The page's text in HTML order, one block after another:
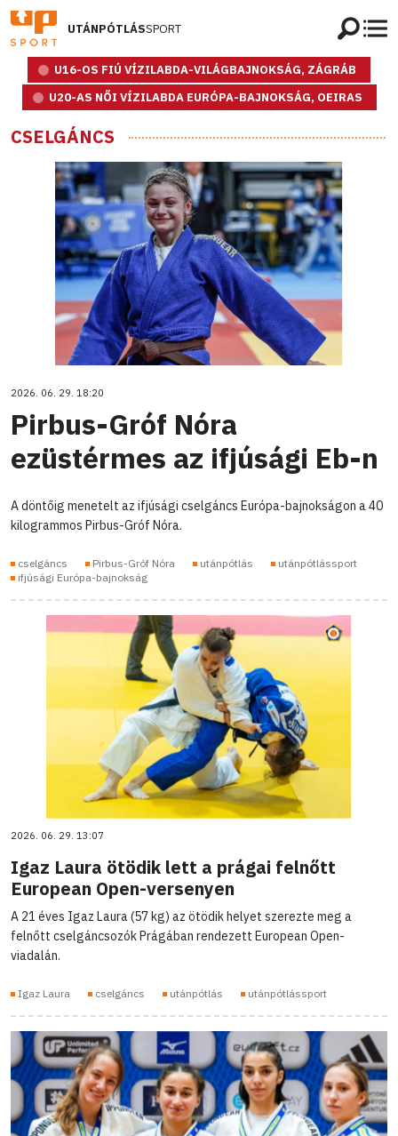
UTÁNPÓTLÁSSPORT
U16-OS FIÚ VÍZILABDA-VILÁGBAJNOKSÁG, ZÁGRÁB
U20-AS NŐI VÍZILABDA EURÓPA-BAJNOKSÁG, OEIRAS
CSELGÁNCS
2026. 06. 29. 18:20
Pirbus-Gróf Nóra
ezüstérmes az ifjúsági Eb-n
A döntőig menetelt az ifjúsági cselgáncs Európa-bajnokságon a 40
kilogrammos Pirbus-Gróf Nóra.
cselgáncs Pirbus-Gróf Nóra utánpótlás
utánpótlássport
ifjúsági Európa-bajnokság
2026. 06. 29. 13:07
Igaz Laura ötödik lett a prágai felnőtt
European Open-versenyen
A 21 éves Igaz Laura (57 kg) az ötödik helyet szerezte meg a
felnőtt cselgáncsozók Prágában rendezett European Open-
viadalán.
Igaz Laura cselgáncs utánpótlás utánpótlássport